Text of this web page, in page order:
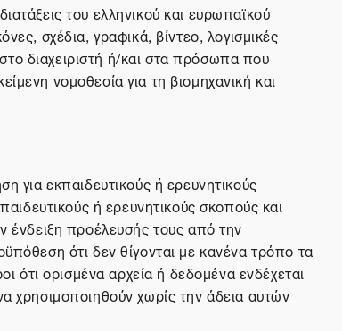
του ελληνικού και ευρωπαϊκού
σχέδια, γραφικά, βίντεο, λογισμικές
διαχειριστή ή/και στα πρόσωπα που
νομοθεσία για τη βιομηχανική και
για εκπαιδευτικούς ή ερευνητικούς
ή ερευνητικούς σκοπούς και
προέλευσής τους από την
ότι δεν θίγονται με κανένα τρόπο τα
ότι ορισμένα αρχεία ή δεδομένα ενδέχεται
χρησιμοποιηθούν χωρίς την άδεια αυτών